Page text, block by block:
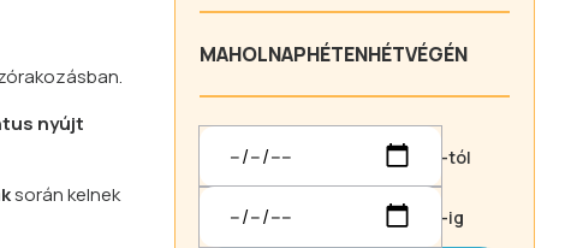
nyújt
során kelnek
MAHOLNAPHÉTENHÉTVÉGÉN
-tól
-ig